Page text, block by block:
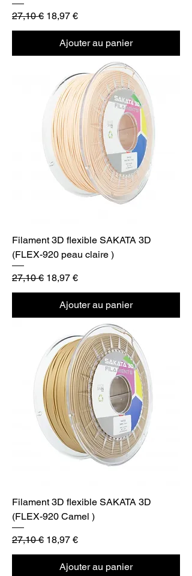
Prix original
27,10 € Prix promotionnel
18,97 €
Ajouter au panier
Filament 3D flexible SAKATA 3D
(FLEX-920 peau claire )
Prix original
27,10 € Prix promotionnel
18,97 €
Ajouter au panier
Filament 3D flexible SAKATA 3D
(FLEX-920 Camel )
Prix original
27,10 € Prix promotionnel
18,97 €
Ajouter au panier